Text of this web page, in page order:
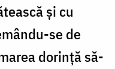
și cu
se de
dorință să-